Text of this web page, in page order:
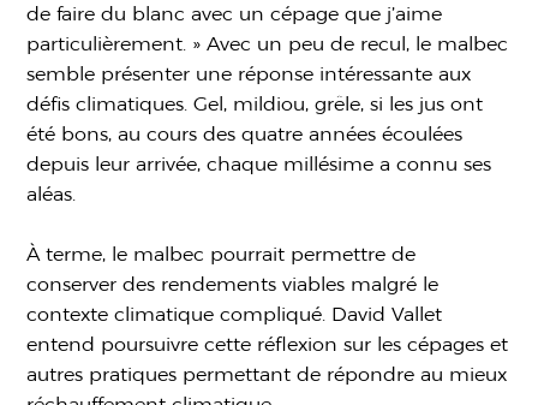
de faire du blanc avec un cépage que j’aime
particulièrement. » Avec un peu de recul, le malbec
semble présenter une réponse intéressante aux
défis climatiques. Gel, mildiou, grêle, si les jus ont
été bons, au cours des quatre années écoulées
depuis leur arrivée, chaque millésime a connu ses
aléas.
À terme, le malbec pourrait permettre de
conserver des rendements viables malgré le
contexte climatique compliqué. David Vallet
entend poursuivre cette réflexion sur les cépages et
autres pratiques permettant de répondre au mieux